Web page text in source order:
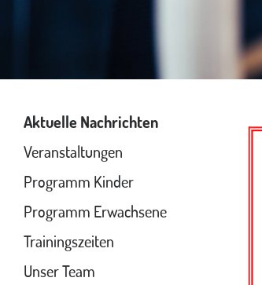
Aktuelle Nachrichten
Veranstaltungen
Programm Kinder
Programm Erwachsene
Trainingszeiten
Unser Team